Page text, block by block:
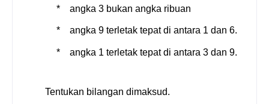
*
angka 3 bukan angka ribuan
* angka 9 terletak tepat di antara 1 dan 6.
* angka 1 terletak tepat di antara 3 dan 9.
Tentukan bilangan dimaksud.